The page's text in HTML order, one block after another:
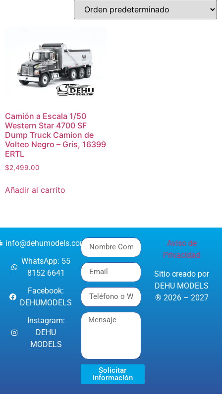
Camión a Escala 1/50
Western Star 4700 SF
Dump Truck Camion de
Volteo Negro – Gris, 16399
ERTL
$2,499.00
Añadir al carrito
info@dehumodels.com
WhatsApp: 55
8152 6641
Facebook:
DEHUMODELS
Instagram:
DEHU
MODELS
Solicitar
Información
Aviso de
Privacidad
Sitio creado por
DEHU MODELS
® 2026 – 2027